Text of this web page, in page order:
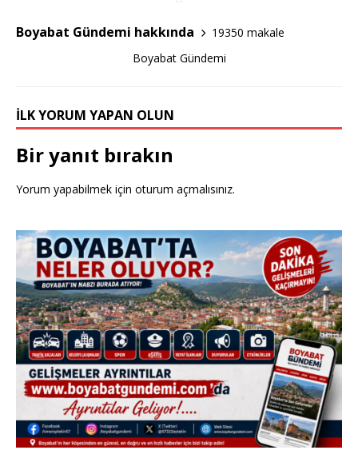
o
k
Boyabat Gündemi hakkında
19350 makale
Boyabat Gündemi
İLK YORUM YAPAN OLUN
Bir yanıt bırakın
Yorum yapabilmek için oturum açmalısınız.